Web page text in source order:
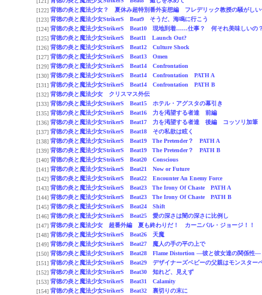
[122] 背徳の炎と魔法少女？ 夏休み超特別番外妄想編 フレデリック教授の騒がしい
[123] 背徳の炎と魔法少女StrikerS Beat9 そうだ、海鳴に行こう
[124] 背徳の炎と魔法少女StrikerS Beat10 現地到着……仕事？ 何それ美味しいの
[125] 背徳の炎と魔法少女StrikerS Beat11 Launch Out?
[126] 背徳の炎と魔法少女StrikerS Beat12 Culture Shock
[127] 背徳の炎と魔法少女StrikerS Beat13 Omen
[129] 背徳の炎と魔法少女StrikerS Beat14 Confrontation
[130] 背徳の炎と魔法少女StrikerS Beat14 Confrontation PATH A
[131] 背徳の炎と魔法少女StrikerS Beat14 Confrontation PATH B
[132] 背徳の炎と魔法少女 クリスマス外伝
[133] 背徳の炎と魔法少女StrikerS Beat15 ホテル・アグスタの幕引き
[135] 背徳の炎と魔法少女StrikerS Beat16 力を渇望する者達 前編
[136] 背徳の炎と魔法少女StrikerS Beat17 力を渇望する者達 後編 コッソリ加筆
[137] 背徳の炎と魔法少女StrikerS Beat18 その私欲は眩く
[138] 背徳の炎と魔法少女StrikerS Beat19 The Pretender？ PATH A
[139] 背徳の炎と魔法少女StrikerS Beat19 The Pretender？ PATH B
[140] 背徳の炎と魔法少女StrikerS Beat20 Conscious
[141] 背徳の炎と魔法少女StrikerS Beat21 Now or Future
[142] 背徳の炎と魔法少女StrikerS Beat22 Encounter An Enemy Force
[143] 背徳の炎と魔法少女StrikerS Beat23 The Irony Of Chaste PATH A
[144] 背徳の炎と魔法少女StrikerS Beat23 The Irony Of Chaste PATH B
[145] 背徳の炎と魔法少女StrikerS Beat24 Shift
[146] 背徳の炎と魔法少女StrikerS Beat25 愛の深さは闇の深さに比例し
[147] 背徳の炎と魔法少女 超番外編 夏も終わりだ！ カーニバル・ジョージ！！
[148] 背徳の炎と魔法少女StrikerS Beat26 天魔
[149] 背徳の炎と魔法少女StrikerS Beat27 魔人の手の平の上で
[150] 背徳の炎と魔法少女StrikerS Beat28 Flame Distortion ―彼と彼女達の関係性―
[151] 背徳の炎と魔法少女StrikerS Beat29 デザイナーズベビーの父親はモンスター
[152] 背徳の炎と魔法少女StrikerS Beat30 知れど、見えず
[153] 背徳の炎と魔法少女StrikerS Beat31 Calamity
[154] 背徳の炎と魔法少女StrikerS Beat32 裏切りの末に